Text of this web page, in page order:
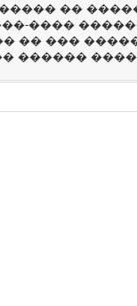
��
����
�� ���
������